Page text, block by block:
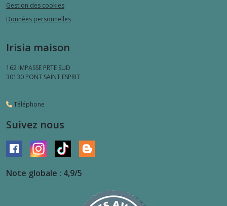
Gestion des cookies
Données personnelles
Irisia maison
162 IMPASSE PRTE SUD
30130 PONT SAINT ESPRIT
Téléphone
Suivez nous
Note globale : 4,9/5